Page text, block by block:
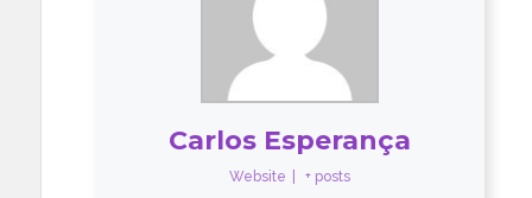
Carlos Esperança
Website + posts